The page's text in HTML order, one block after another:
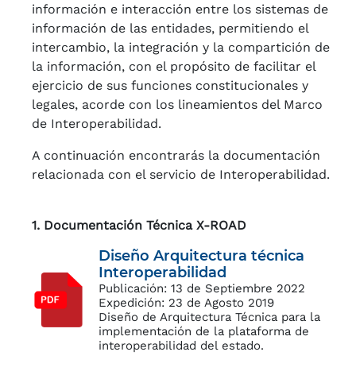
información e interacción entre los sistemas de
información de las entidades, permitiendo el
intercambio, la integración y la compartición de
la información, con el propósito de facilitar el
ejercicio de sus funciones constitucionales y
legales, acorde con los lineamientos del Marco
de Interoperabilidad.
A continuación encontrarás la documentación
relacionada con el servicio de Interoperabilidad.
1. Documentación Técnica X-ROAD
Diseño Arquitectura técnica
Interoperabilidad
Publicación: 13 de Septiembre 2022
Expedición: 23 de Agosto 2019
Diseño de Arquitectura Técnica para la
implementación de la plataforma de
interoperabilidad del estado.